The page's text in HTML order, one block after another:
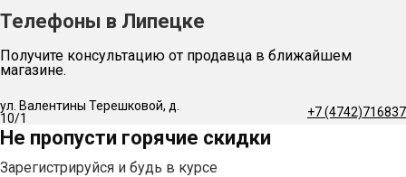
Телефоны в Липецке
Получите консультацию от продавца в ближайшем
магазине.
ул. Валентины Терешковой, д.
10/1
+7 (4742)716837
Не пропусти горячие скидки
Зарегистрируйся и будь в курсе